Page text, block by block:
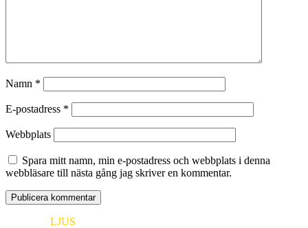
Namn *
E-postadress *
Webbplats
Spara mitt namn, min e-postadress och webbplats i denna
webbläsare till nästa gång jag skriver en kommentar.
LJUS